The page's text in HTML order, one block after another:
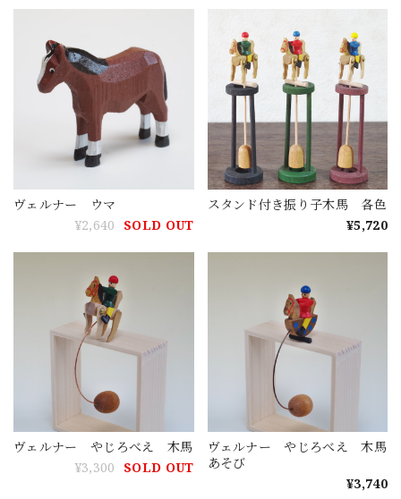
ヴェルナー ウマ
¥2,640
SOLD OUT
スタンド付き振り子木馬 各色
¥5,720
ヴェルナー やじろべえ 木馬
¥3,300
SOLD OUT
ヴェルナー やじろべえ 木馬
あそび
¥3,740